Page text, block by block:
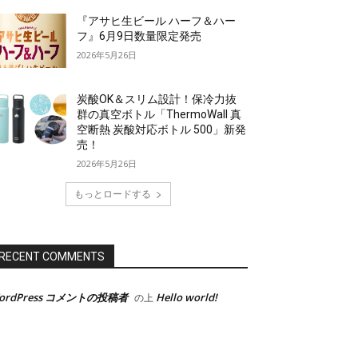
『アサヒ生ビール ハーフ＆ハー
フ』6月9日数量限定発売
2026年5月26日
炭酸OK＆スリム設計！保冷力抜
群の真空ボトル「ThermoWall 真
空断熱 炭酸対応ボトル 500」新発
売！
2026年5月26日
もっとロードする
COMMENTS
コメントの投稿者 の上 Hello world!